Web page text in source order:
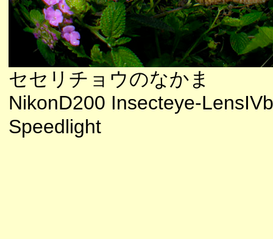
セセリチョウのなかま
NikonD200 Insecteye-
Speedlight